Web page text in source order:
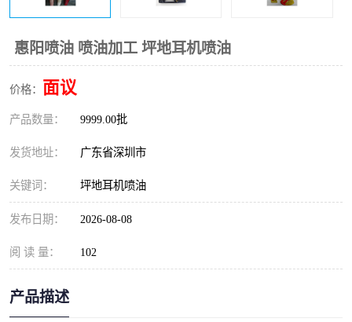
惠阳喷油 喷油加工 坪地耳机喷油
价格： 面议
产品数量： 9999.00批
发货地址： 广东省深圳市
关键词： 坪地耳机喷油
发布日期： 2026-08-08
阅 读 量： 102
产品描述